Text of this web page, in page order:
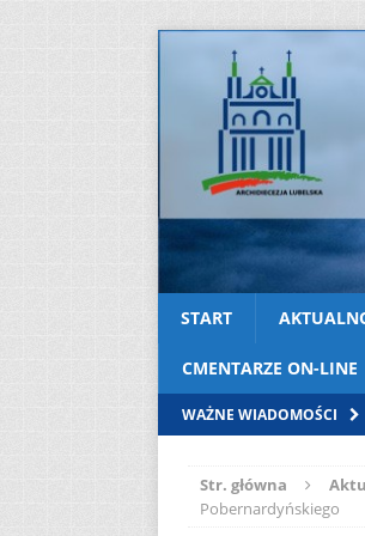
START
CMENTARZE ON-LINE
WAŻNE WIADOMOŚCI
Str. główna
Pobernardyńskiego